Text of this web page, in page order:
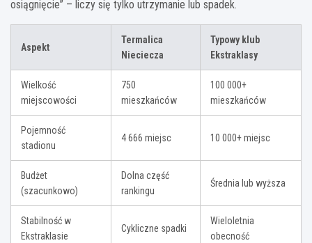
osiągnięcie” – liczy się tylko utrzymanie lub spadek.
Aspekt
Termalica
Nieciecza
Typowy klub
Ekstraklasy
Wielkość
miejscowości
750
mieszkańców
100 000+
mieszkańców
Pojemność
stadionu
4 666 miejsc 10 000+ miejsc
Budżet
(szacunkowo)
Dolna część
rankingu
Średnia lub wyższa
Stabilność w
Ekstraklasie
Cykliczne spadki
Wieloletnia
obecność